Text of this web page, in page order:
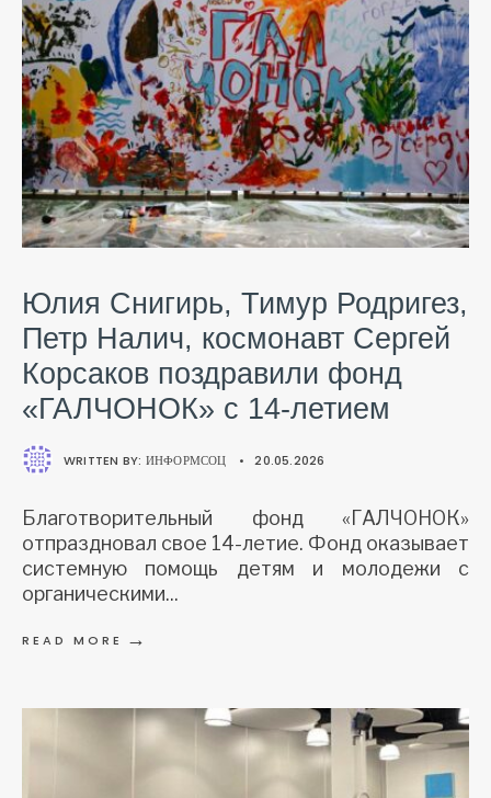
Юлия Снигирь, Тимур Родригез,
Петр Налич, космонавт Сергей
Корсаков поздравили фонд
«ГАЛЧОНОК» с 14-летием
WRITTEN BY: ИНФОРМСОЦ • 20.05.2026
Благотворительный фонд «ГАЛЧОНОК»
отпраздновал свое 14-летие. Фонд оказывает
системную помощь детям и молодежи с
органическими...
READ MORE →